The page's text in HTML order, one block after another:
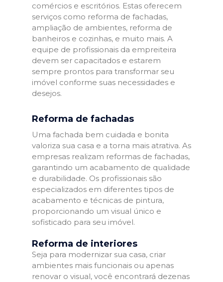
comércios e escritórios. Estas oferecem
serviços como reforma de fachadas,
ampliação de ambientes, reforma de
banheiros e cozinhas, e muito mais. A
equipe de profissionais da empreiteira
devem ser capacitados e estarem
sempre prontos para transformar seu
imóvel conforme suas necessidades e
desejos.
Reforma de fachadas
Uma fachada bem cuidada e bonita
valoriza sua casa e a torna mais atrativa. As
empresas realizam reformas de fachadas,
garantindo um acabamento de qualidade
e durabilidade. Os profissionais são
especializados em diferentes tipos de
acabamento e técnicas de pintura,
proporcionando um visual único e
sofisticado para seu imóvel.
Reforma de interiores
Seja para modernizar sua casa, criar
ambientes mais funcionais ou apenas
renovar o visual, você encontrará dezenas